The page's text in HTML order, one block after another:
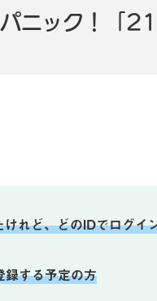
ニック！「
れど、どのIDでログイ
録する予定の方